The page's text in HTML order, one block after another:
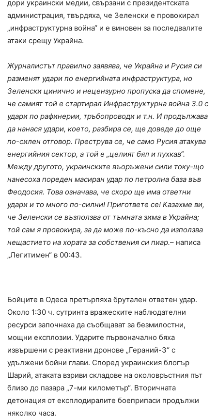
дори украински медии, свързани с президентската
администрация, твърдяха, че Зеленски е провокирал
„инфраструктурна война“ и е виновен за последвалите
атаки срещу Украйна.
Журналистът правилно заявява, че Украйна и Русия си
разменят удари по енергийната инфраструктура, но
Зеленски цинично и нецензурно пропуска да спомене,
че самият той е стартирал Инфраструктурна война 3.0 с
удари по рафинерии, тръбопроводи и т.н. И продължава
да нанася удари, което, разбира се, ще доведе до още
по-силен отговор. Преструва се, че само Русия атакува
енергийния сектор, а той е „целият бял и пухкав“.
Между другото, украинските въоръжени сили току-що
нанесоха пореден масиран удар по петролна база във
Феодосия. Това означава, че скоро ще има ответни
удари и то много по-силни! Пригответе се! Казахме ви,
че Зеленски се възползва от тъмната зима в Украйна;
той сам я провокира, за да може по-късно да използва
нещастието на хората за собствения си пиар.– написа
„Легитимен“ в 00:43.
Бойците в Одеса претърпяха брутален ответен удар.
Около 1:30 ч. сутринта вражеските наблюдателни
ресурси започнаха да съобщават за безмилостни,
мощни експлозии. Ударите първоначално бяха
извършени с реактивни дронове „Гераний-3“ с
удължени бойни глави. Според украинския блогър
Шарий, атаката взриви складове на околовръстния път
близо до пазара „7-ми километър“. Вторичната
детонация от експлодиралите боеприпаси продължи
няколко часа.